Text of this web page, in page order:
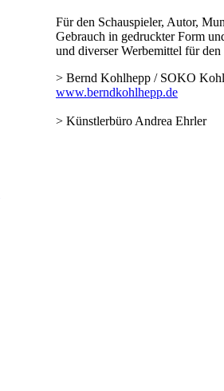
Für den Schauspieler, Autor,
Gebrauch in gedruckter Form
und diverser Werbemittel für
> Bernd Kohlhepp / SOKO
www.berndkohlhepp.de
> Künstlerbüro Andrea Ehrler